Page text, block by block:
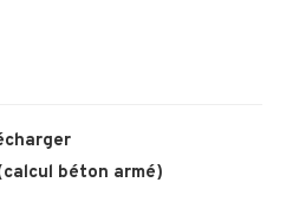
béton armé)